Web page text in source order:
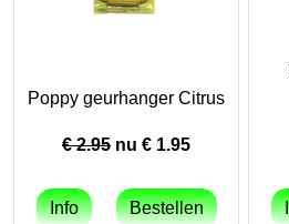
Poppy geurhanger Citrus
€ 2.95 nu € 1.95